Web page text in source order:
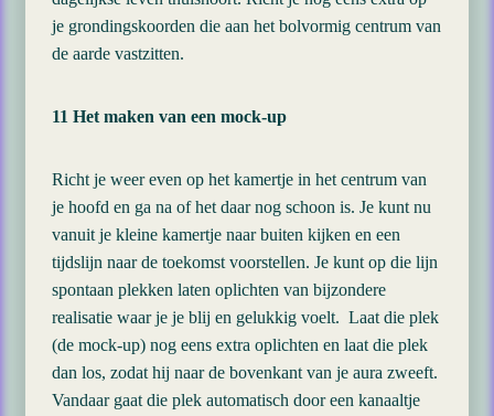
je grondingskoorden die aan het bolvormig centrum van
de aarde vastzitten.
11 Het maken van een mock-up
Richt je weer even op het kamertje in het centrum van
je hoofd en ga na of het daar nog schoon is. Je kunt nu
vanuit je kleine kamertje naar buiten kijken en een
tijdslijn naar de toekomst voorstellen. Je kunt op die lijn
spontaan plekken laten oplichten van bijzondere
realisatie waar je je blij en gelukkig voelt. Laat die plek
(de mock-up) nog eens extra oplichten en laat die plek
dan los, zodat hij naar de bovenkant van je aura zweeft.
Vandaar gaat die plek automatisch door een kanaaltje